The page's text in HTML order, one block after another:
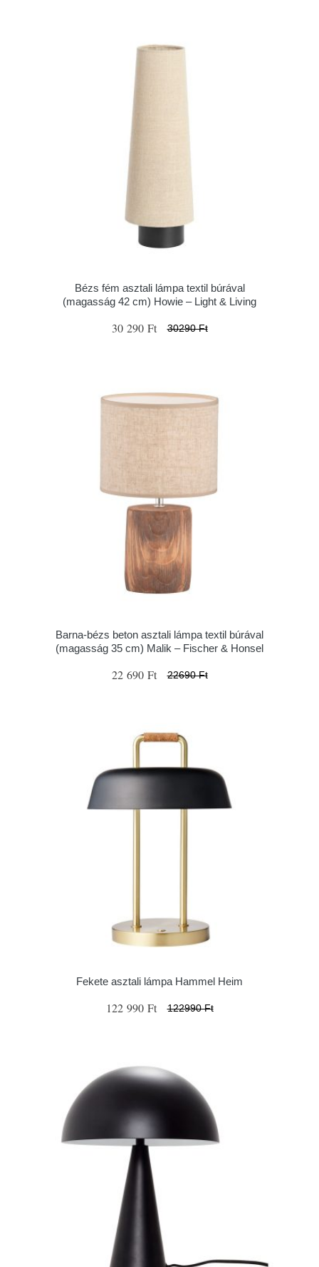
Bézs fém asztali lámpa textil búrával
(magasság 42 cm) Howie – Light & Living
30 290 Ft 30290 Ft
Barna-bézs beton asztali lámpa textil búrával
(magasság 35 cm) Malik – Fischer & Honsel
22 690 Ft 22690 Ft
Fekete asztali lámpa Hammel Heim
122 990 Ft 122990 Ft